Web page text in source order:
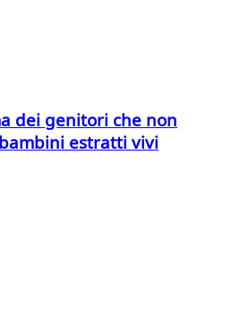
dei genitori che non
estratti vivi